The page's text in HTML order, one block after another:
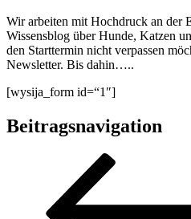
Wir arbeiten mit Hochdruck an der
Wissensblog über Hunde, Katzen
den Starttermin nicht verpassen
Newsletter. Bis dahin…..
[wysija_form id=“1″]
Beitragsnavigation